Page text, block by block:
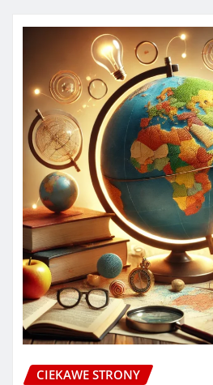
CIEKAWE STRONY